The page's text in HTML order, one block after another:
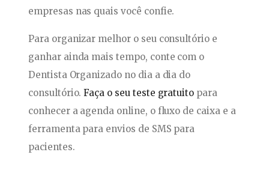
empresas nas quais você confie.
Para organizar melhor o seu consultório e
ganhar ainda mais tempo, conte com o
Dentista Organizado no dia a dia do
consultório.Faça o seu teste gratuito para
conhecer a agenda online, o fluxo de caixa e a
ferramenta para envios de SMS para
pacientes.